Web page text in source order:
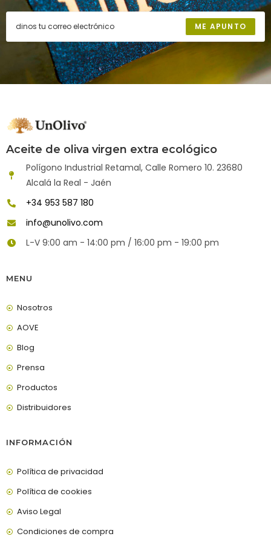
ME APUNTO
Aceite de oliva virgen extra ecológico
Polígono Industrial Retamal, Calle Romero 10. 23680
Alcalá la Real - Jaén
+34 953 587 180
info@unolivo.com
L-V 9:00 am - 14:00 pm / 16:00 pm - 19:00 pm
MENU
Nosotros
AOVE
Blog
Prensa
Productos
Distribuidores
INFORMACIÓN
Política de privacidad
Política de cookies
Aviso Legal
Condiciones de compra